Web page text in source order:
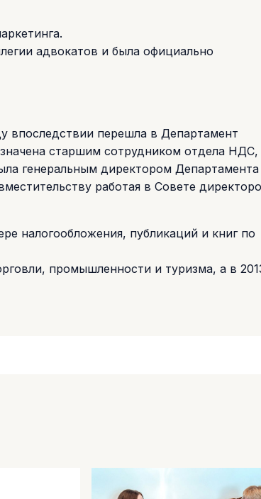
адвокатов и была официально
впоследствии перешла в Департамент
старшим сотрудником отдела НДС,
генеральным директором Департамента
работая в Совете
налогообложения, публикаций и книг по
промышленности и туризма, а в